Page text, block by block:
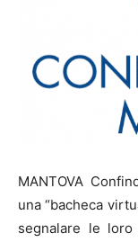
MANTOVA
una “bacheca
segnalare le